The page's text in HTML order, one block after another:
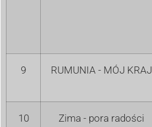
9 RUMUNIA - MÓJ KRAJ
10 Zima - pora radości